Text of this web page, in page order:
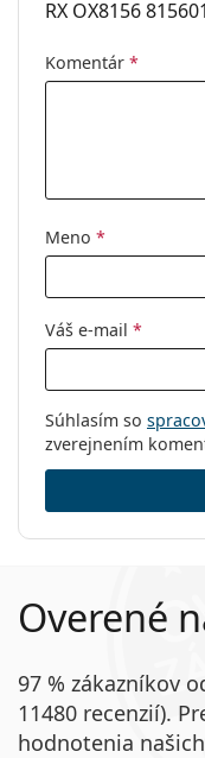
RX OX8156 815601
Komentár *
Meno *
Váš e-mail *
Súhlasím so
zverejnením
Overené
97 % zákazníkov
11480 recenzií).
hodnotenia